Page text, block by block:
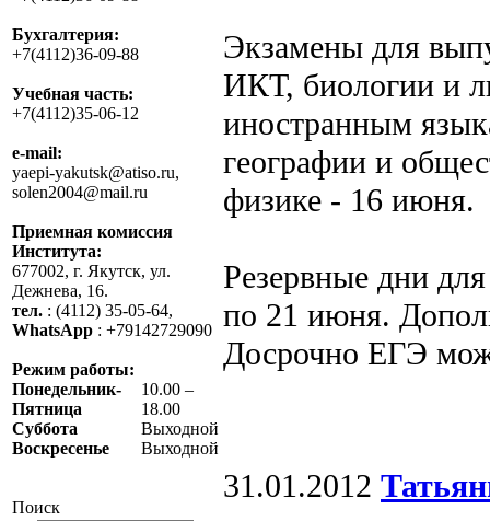
Бухгалтерия:
+7(4112)36-09-88
Учебная часть:
+7(4112)35-06-12
e-mail:
yaepi-yakutsk@atiso.ru,
solen2004@mail.ru
Приемная комиссия
Института:
677002, г. Якутск, ул.
Дежнева, 16.
тел. : (4112) 35-05-64,
WhatsApp : +79142729090
Режим работы:
Понедельник-
Пятница
10.00 –
18.00
Суббота
Выходной
Воскресенье
Выходной
Поиск
Экзамены для
ИКТ, биологии и
иностранным
географии и
физике - 16 июня.
Резервные дни
по 21 июня.
Досрочно ЕГЭ
31.01.2012